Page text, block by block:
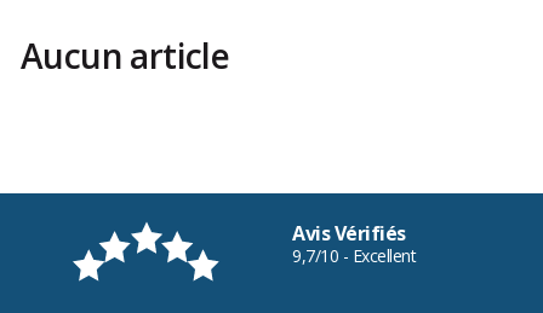
Aucun article
Avis Vérifiés
9,7/10 - Excellent